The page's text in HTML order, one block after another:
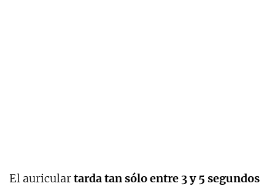
El auriculartarda tan sólo entre 3 y 5 segundos